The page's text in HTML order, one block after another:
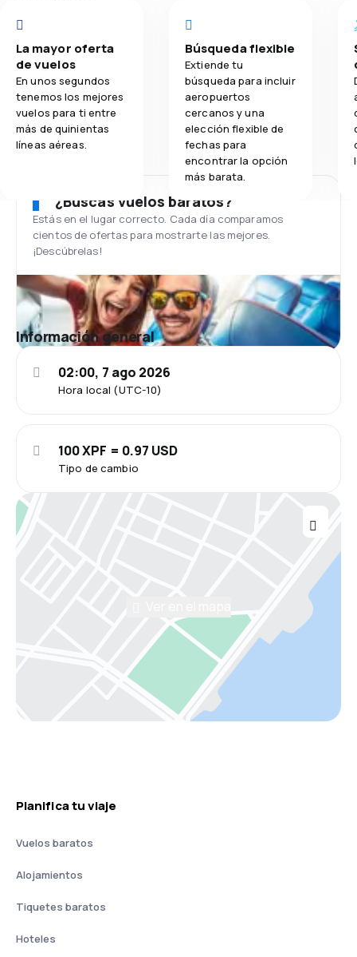
La mayor oferta
de vuelos
En unos segundos
tenemos los mejores
vuelos para ti entre
más de quinientas
líneas aéreas.
Búsqueda flexible
Extiende tu
búsqueda para incluir
aeropuertos
cercanos y una
elección flexible de
fechas para
encontrar la opción
más barata.
¿Buscas vuelos baratos?
Estás en el lugar correcto. Cada día comparamos
cientos de ofertas para mostrarte las mejores.
¡Descúbrelas!
Información general
Hora local (UTC-10)
02:00, 7 ago 2026
Tipo de cambio
100 XPF = 0.97 USD
Planifica tu viaje
Vuelos baratos
Alojamientos
Tiquetes baratos
Hoteles